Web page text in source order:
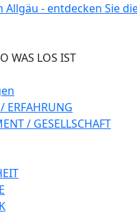
WAS LOS IST
ERFAHRUNG
/ GESELLSCHAFT